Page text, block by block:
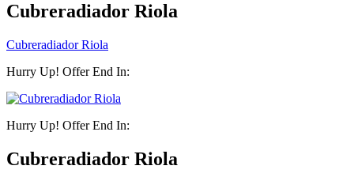
Cubreradiador Riola
Cubreradiador Riola
Hurry Up! Offer End In:
Hurry Up! Offer End In:
Cubreradiador Riola